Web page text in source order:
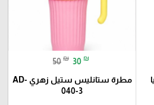
50 ₪ 30 ₪
مطرة ستانليس ستيل زهري AD-
040-3